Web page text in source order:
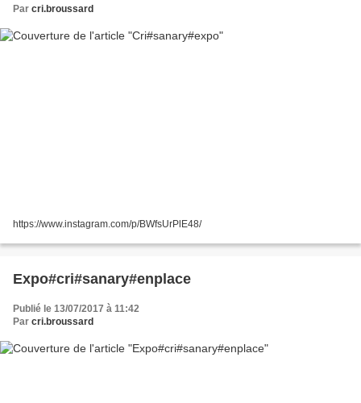
Par cri.broussard
https://www.instagram.com/p/BWfsUrPlE48/
Expo#cri#sanary#enplace
Publié le 13/07/2017 à 11:42
Par cri.broussard